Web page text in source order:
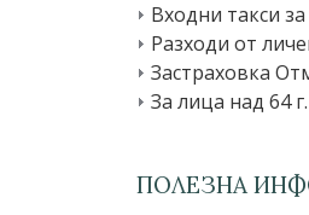
Входни такси
Разходи от
Застраховка
За лица над 64
ПОЛЕЗНА